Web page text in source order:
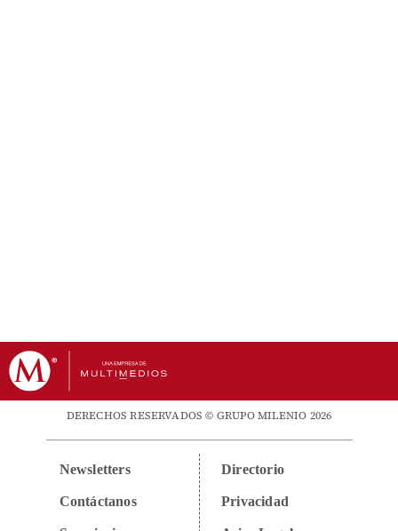
DERECHOS RESERVADOS © GRUPO MILENIO 2026
Newsletters
Contáctanos
Directorio
Privacidad